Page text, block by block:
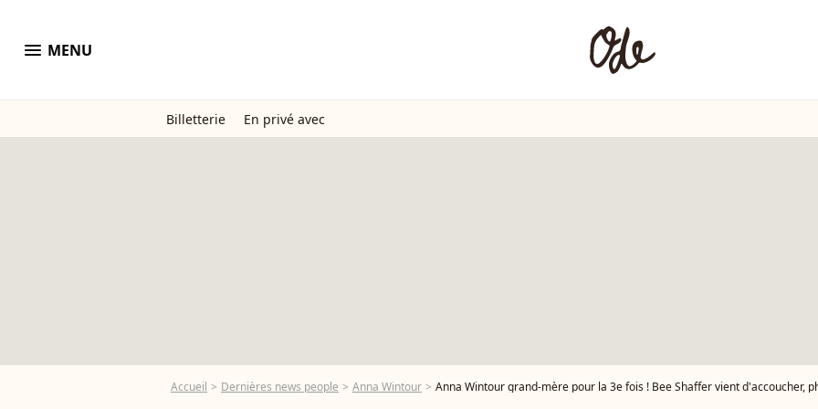
menu MENU
Billetterie En privé avec
Accueil Dernières news people Anna Wintour Anna Wintour grand-mère pour la 3e fois ! Bee Shaffer vient d'accoucher,